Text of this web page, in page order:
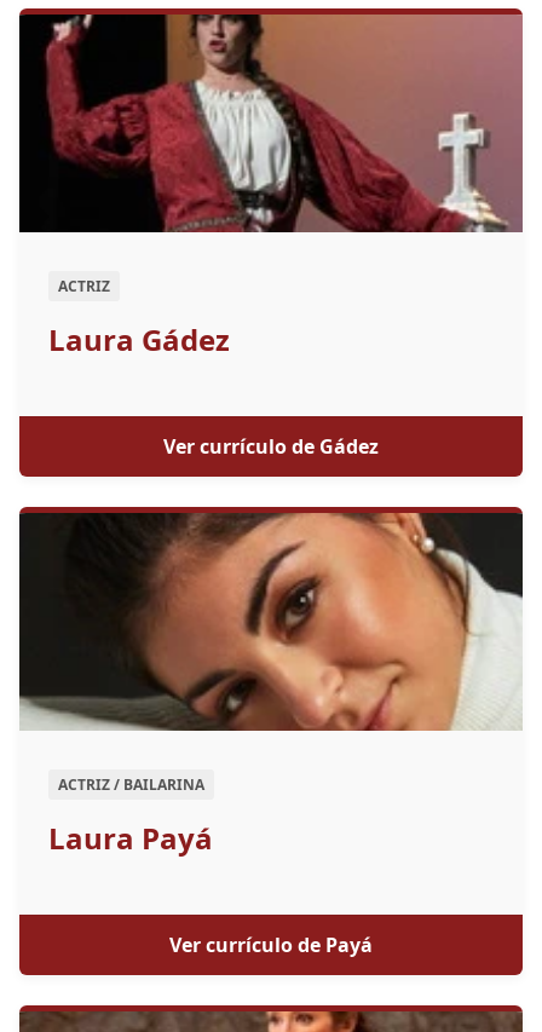
ACTRIZ
Laura Gádez
Ver currículo de Gádez
ACTRIZ / BAILARINA
Laura Payá
Ver currículo de Payá